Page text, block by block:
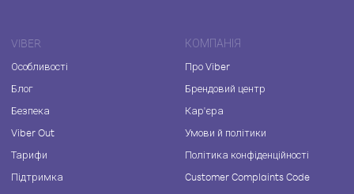
VIBER
Особливості
Блог
Безпека
Viber Out
Тарифи
Підтримка
КОМПАНІЯ
Про Viber
Брендовий центр
Кар'єра
Умови й політики
Політика конфіденційності
Customer Complaints Code